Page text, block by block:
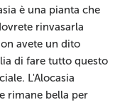
è una pianta che
rinvasarla
avete un dito
di fare tutto questo
L'Alocasia
rimane bella per